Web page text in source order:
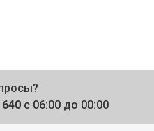
640 с 06:00 до 00:00